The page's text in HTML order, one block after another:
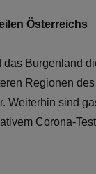
Österreichs
Burgenland
Regionen
Weiterhin sind
Corona-